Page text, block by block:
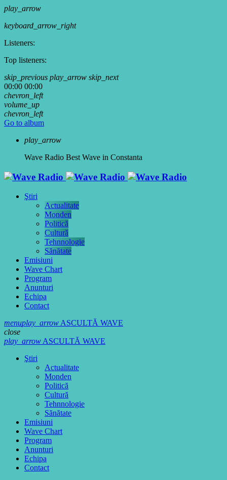
play_arrow
keyboard_arrow_right
Listeners:
Top listeners:
skip_previous play_arrow skip_next
00:00 00:00
chevron_left
volume_up
chevron_left
Go to album
play_arrow
Wave Radio Best Wave in Constanta
Ştiri
Actualitate
Monden
Politică
Cultură
Tehnnologie
Sănătate
Emisiuni
Wave Chart
Program
Anunturi
Echipa
Contact
menuplay_arrowASCULTĂ WAVE
close
play_arrowASCULTĂ WAVE
Ştiri
Actualitate
Monden
Politică
Cultură
Tehnnologie
Sănătate
Emisiuni
Wave Chart
Program
Anunturi
Echipa
Contact